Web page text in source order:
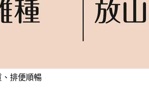
排便順暢